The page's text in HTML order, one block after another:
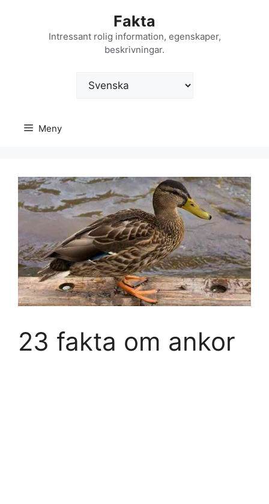
Fakta
Intressant rolig information, egenskaper,
beskrivningar.
Välj
Meny
23 fakta om ankor